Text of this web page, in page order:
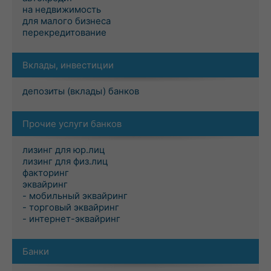
на недвижимость
для малого бизнеса
перекредитование
Вклады, инвестиции
депозиты (вклады) банков
Прочие услуги банков
лизинг для юр.лиц
лизинг для физ.лиц
факторинг
эквайринг
- мобильный эквайринг
- торговый эквайринг
- интернет-эквайринг
Банки